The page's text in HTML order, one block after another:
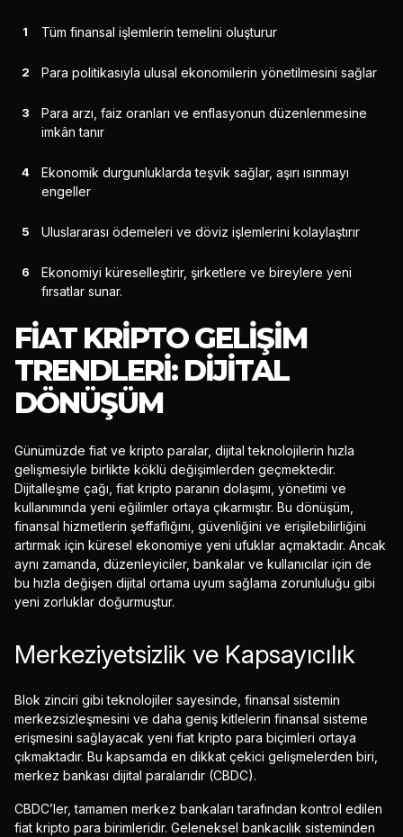
Tüm finansal işlemlerin temelini oluşturur
Para politikasıyla ulusal ekonomilerin yönetilmesini sağlar
Para arzı, faiz oranları ve enflasyonun düzenlenmesine
imkân tanır
Ekonomik durgunluklarda teşvik sağlar, aşırı ısınmayı
engeller
Uluslararası ödemeleri ve döviz işlemlerini kolaylaştırır
Ekonomiyi küreselleştirir, şirketlere ve bireylere yeni
fırsatlar sunar.
FIAT KRIPTO GELIŞIM
TRENDLERI: DIJITAL
DÖNÜŞÜM
Günümüzde fiat ve kripto paralar, dijital teknolojilerin hızla
gelişmesiyle birlikte köklü değişimlerden geçmektedir.
Dijitalleşme çağı, fiat kripto paranın dolaşımı, yönetimi ve
kullanımında yeni eğilimler ortaya çıkarmıştır. Bu dönüşüm,
finansal hizmetlerin şeffaflığını, güvenliğini ve erişilebilirliğini
artırmak için küresel ekonomiye yeni ufuklar açmaktadır. Ancak
aynı zamanda, düzenleyiciler, bankalar ve kullanıcılar için de
bu hızla değişen dijital ortama uyum sağlama zorunluluğu gibi
yeni zorluklar doğurmuştur.
Merkeziyetsizlik ve Kapsayıcılık
Blok zinciri gibi teknolojiler sayesinde, finansal sistemin
merkezsizleşmesini ve daha geniş kitlelerin finansal sisteme
erişmesini sağlayacak yeni fiat kripto para biçimleri ortaya
çıkmaktadır. Bu kapsamda en dikkat çekici gelişmelerden biri,
merkez bankası dijital paralarıdır (CBDC).
CBDC’ler, tamamen merkez bankaları tarafından kontrol edilen
fiat kripto para birimleridir. Geleneksel bankacılık sisteminden